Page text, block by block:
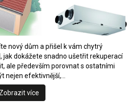
nový dům a přišel k vám chytrý
jak dokážete snadno ušetřit rekuperací
ale především porovnat s ostatními
nejen efektivnější,…
Zobrazit více